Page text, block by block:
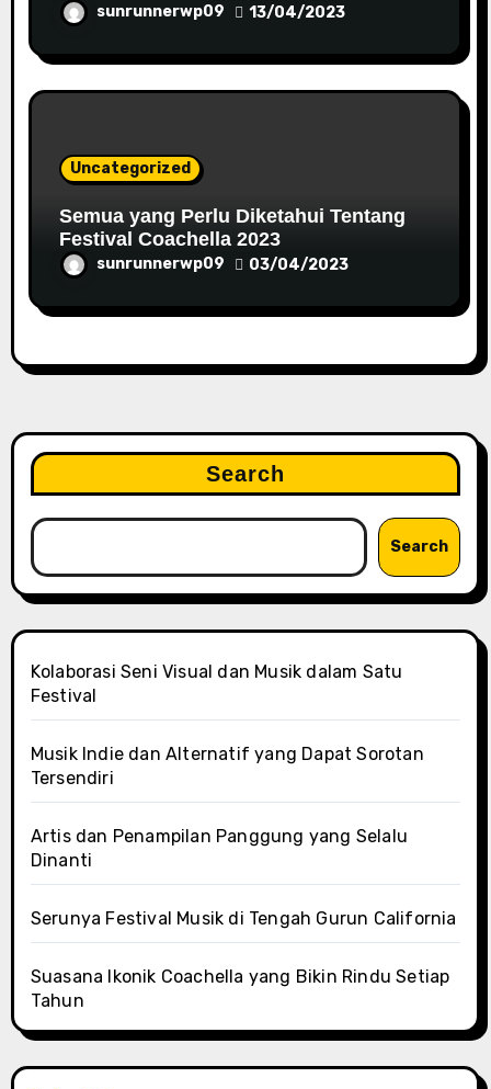
sunrunnerwp09 13/04/2023
Uncategorized
Semua yang Perlu Diketahui Tentang
Festival Coachella 2023
sunrunnerwp09 03/04/2023
Search
Search
Kolaborasi Seni Visual dan Musik dalam Satu
Festival
Musik Indie dan Alternatif yang Dapat Sorotan
Tersendiri
Artis dan Penampilan Panggung yang Selalu
Dinanti
Serunya Festival Musik di Tengah Gurun California
Suasana Ikonik Coachella yang Bikin Rindu Setiap
Tahun